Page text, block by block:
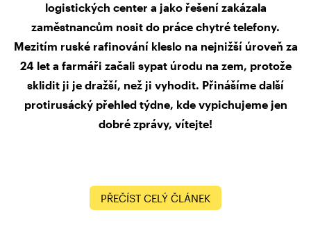
logistických center a jako řešení zakázala
zaměstnancům nosit do práce chytré telefony.
Mezitím ruské rafinování kleslo na nejnižší úroveň za
24 let a farmáři začali sypat úrodu na zem, protože
sklidit ji je dražší, než ji vyhodit. Přinášíme další
protirusácký přehled týdne, kde vypichujeme jen
dobré zprávy, vítejte!
PŘEČÍST CELÝ ČLÁNEK